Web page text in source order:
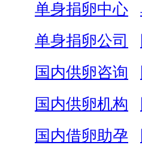
单身捐卵中心
单身捐卵公司
国内供卵咨询
国内供卵机构
国内借卵助孕